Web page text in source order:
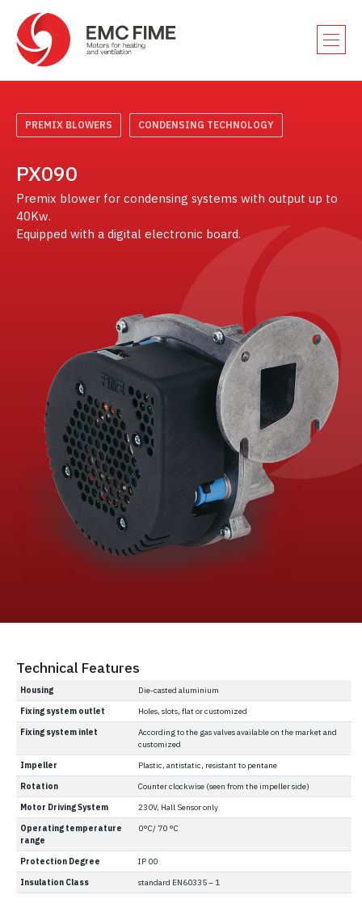
PREMIX BLOWERS CONDENSING TECHNOLOGY
PX090
Premix blower for condensing systems with output up to
40Kw.
Equipped with a digital electronic board.
Technical Features
Housing
Die-casted aluminium
Fixing system outlet
Holes, slots, flat or customized
Fixing system inlet
According to the gas valves available on the market and
customized
Impeller
Plastic, antistatic, resistant to pentane
Rotation
Counter clockwise (seen from the impeller side)
Motor Driving System
230V, Hall Sensor only
Operating temperature
range
0°C/ 70 °C
Protection Degree
IP 00
Insulation Class
standard EN60335 – 1